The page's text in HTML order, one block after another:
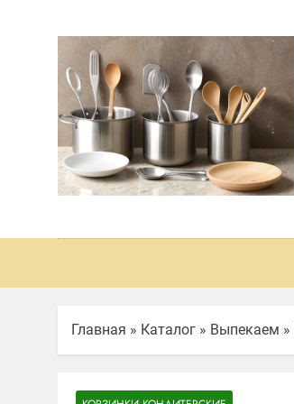
содержимому
Главная » Каталог » Выпекаем »